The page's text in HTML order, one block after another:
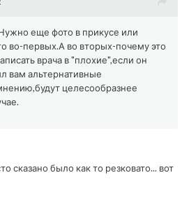
еще фото в прикусе или
во-первых.А во вторых-почему это
врача в "плохие",если он
вам альтернативные
целесообразнее
сказано было как то резковато... вот